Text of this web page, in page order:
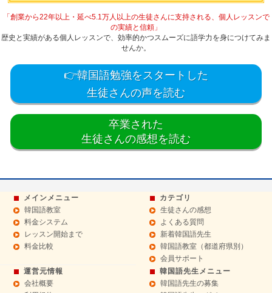
「創業から22年以上・延べ5.1万人以上の生徒さんに支持される、個人レッスンで
の実績と信頼」
歴史と実績がある個人レッスンで、効率的かつスムーズに語学力を身につけてみま
せんか。
👉韓国語勉強をスタートした
生徒さんの声を読む
卒業された
生徒さんの感想を読む
メインメニュー
韓国語教室
料金システム
レッスン開始まで
料金比較
カテゴリ
生徒さんの感想
よくある質問
新着韓国語先生
韓国語教室（都道府県別）
会員サポート
運営元情報
会社概要
韓国語先生メニュー
韓国語先生の募集